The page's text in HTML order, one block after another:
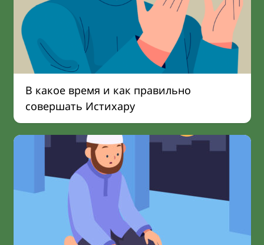
В какое время и как правильно
совершать Истихару